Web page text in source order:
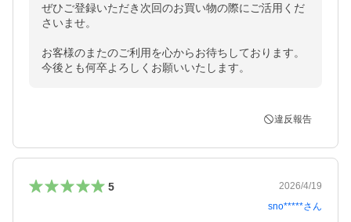
ぜひご登録いただき次回のお買い物の際にご活用くだ
さいませ。
お客様のまたのご利用を心からお待ちしております。
今後とも何卒よろしくお願いいたします。
違反報告
5
2026/4/19
sno*****さん